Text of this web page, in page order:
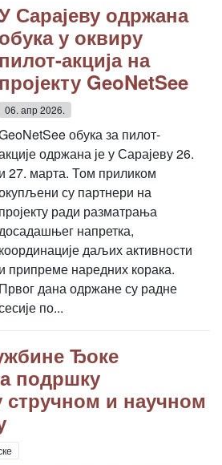
Сарајеву одржана
обука у оквиру
пилот-акција на
пројекту GeoNetSee
06. апр 2026.
обука за пилот-
одржана је у Сарајеву 26.
и 27. марта. Том приликом
су партнери на
пројекту ради разматрања
напретка,
координације даљих активности
и припреме наредних корака.
Првог дана одржане су радне
по...
Ђоке
подршку
стручном и научном